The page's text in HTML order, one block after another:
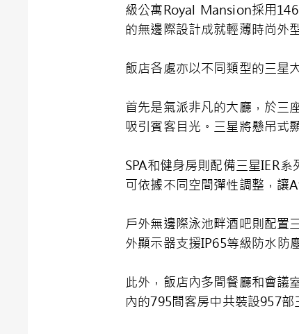
級公寓Royal Mansion採用
的無邊際設計成就輕薄時尚外
飯店各處亦以不同類型的三星
首先是氣派非凡的大廳，於三
吸引賓客目光。三星將懸吊式
SPA和健身房則配備三星IER
可依據不同空間彈性調整，讓
戶外無邊際泳池畔酒吧則配置
外顯示器支援IP65等級防水防
此外，飯店內多間餐廳和會議
內的795間客房中共裝設957